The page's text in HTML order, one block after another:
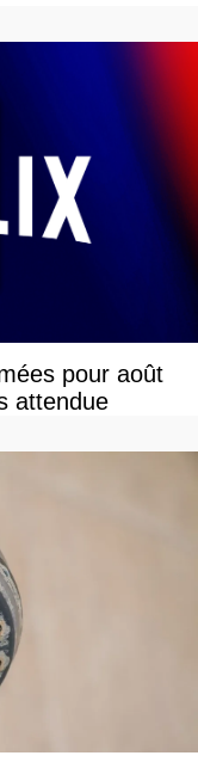
pour août
attendue